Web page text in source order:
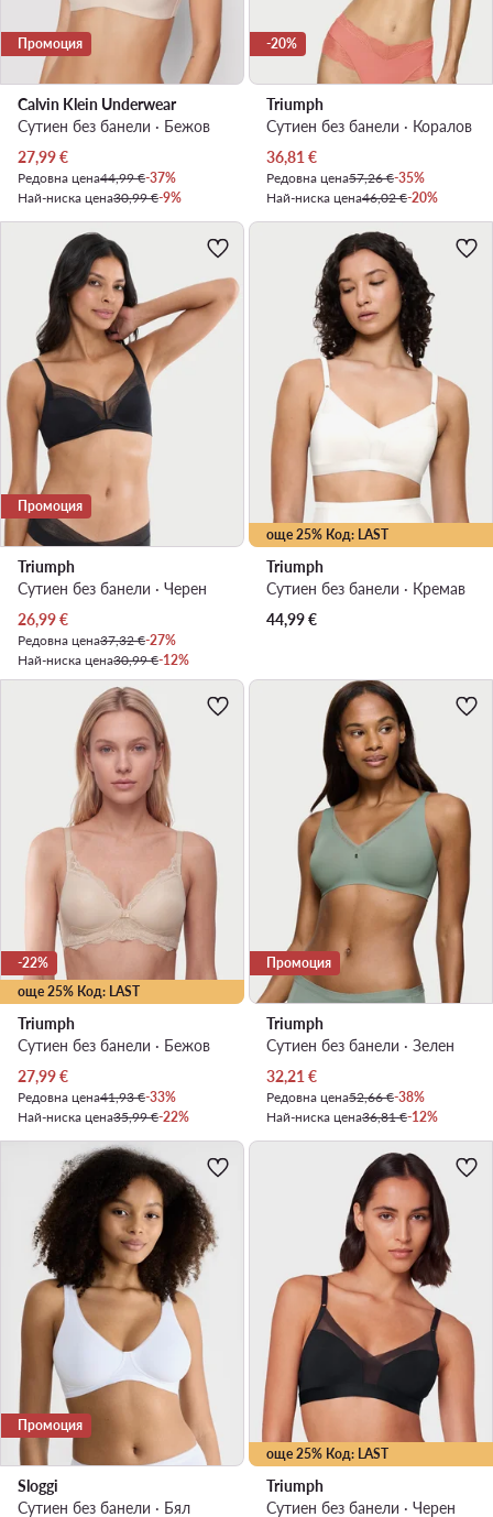
Промоция
Calvin Klein Underwear
Сутиен без банели · Бежов
Актуална цена
27,99€
Редовна цена44,99 €-37%
Най-ниска цена30,99 €-9%
-20%
Triumph
Сутиен без банели · Коралов
Актуална цена
36,81 €
Редовна цена57,26 €-35%
Най-ниска цена46,02 €-20%
Промоция
Triumph
Сутиен без банели · Черен
Актуална цена
26,99€
Редовна цена37,32 €-27%
Най-ниска цена30,99 €-12%
още 25% Код: LAST
Triumph
Сутиен без банели · Кремав
44,99€
още 25% Код: LAST
-22%
Triumph
Сутиен без банели · Бежов
Актуална цена
27,99€
Редовна цена41,93 €-33%
Най-ниска цена35,99 €-22%
Промоция
Triumph
Сутиен без банели · Зелен
Актуална цена
32,21 €
Редовна цена52,66 €-38%
Най-ниска цена36,81 €-12%
Промоция
Sloggi
Сутиен без банели · Бял
още 25% Код: LAST
Triumph
Сутиен без банели · Черен